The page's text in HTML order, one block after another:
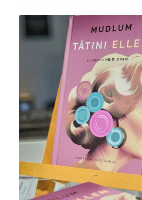
Tilaus- ja sopimusehdot sekä
Saavutettavuusseloste